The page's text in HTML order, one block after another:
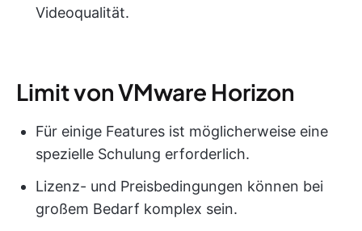
Videoqualität.
Limit von VMware Horizon
Für einige Features ist möglicherweise eine
spezielle Schulung erforderlich.
Lizenz- und Preisbedingungen können bei
großem Bedarf komplex sein.